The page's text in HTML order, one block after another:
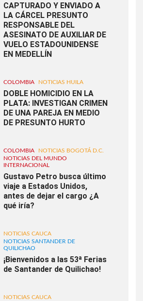
CAPTURADO Y ENVIADO A
LA CÁRCEL PRESUNTO
RESPONSABLE DEL
ASESINATO DE AUXILIAR DE
VUELO ESTADOUNIDENSE
EN MEDELLÍN
COLOMBIA NOTICIAS HUILA
DOBLE HOMICIDIO EN LA
PLATA: INVESTIGAN CRIMEN
DE UNA PAREJA EN MEDIO
DE PRESUNTO HURTO
COLOMBIA
NOTICIAS BOGOTÁ D.C.
NOTICIAS DEL MUNDO
INTERNACIONAL
Gustavo Petro busca último
viaje a Estados Unidos,
antes de dejar el cargo ¿A
qué iría?
NOTICIAS CAUCA
NOTICIAS SANTANDER DE
QUILICHAO
¡Bienvenidos a las 53ª Ferias
de Santander de Quilichao!
NOTICIAS CAUCA